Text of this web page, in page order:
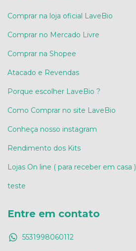
Comprar na loja oficial LaveBio
Comprar no Mercado Livre
Comprar na Shopee
Atacado e Revendas
Porque escolher LaveBio ?
Como Comprar no site LaveBio
Conheça nosso instagram
Rendimento dos Kits
Lojas On line ( para receber em casa )
teste
Entre em contato
5531998060112